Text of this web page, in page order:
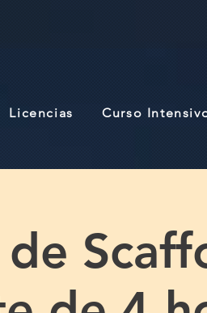
Licencias Curso